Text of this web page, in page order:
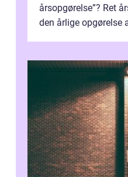
årsopgørelse”? Ret
den årlige opgørelse